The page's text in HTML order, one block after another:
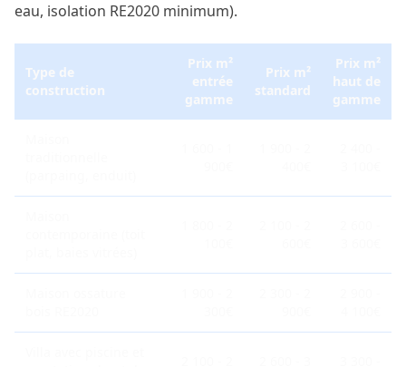
eau, isolation RE2020 minimum).
Type de
construction
Prix m²
entrée
gamme
Prix m²
standard
Prix m²
haut de
gamme